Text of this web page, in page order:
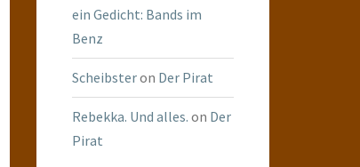
ein Gedicht: Bands im
Benz
Scheibsteron Der Pirat
Rebekka. Und alles. on Der
Pirat